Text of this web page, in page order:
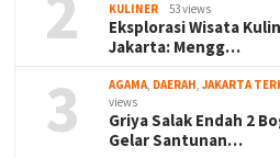
KULINER
53 views
Eksplorasi Wisata
Jakarta: Mengg…
3 AGAMA DAERAH ,JAKARTA
views
Griya Salak Endah 2
Gelar Santunan…